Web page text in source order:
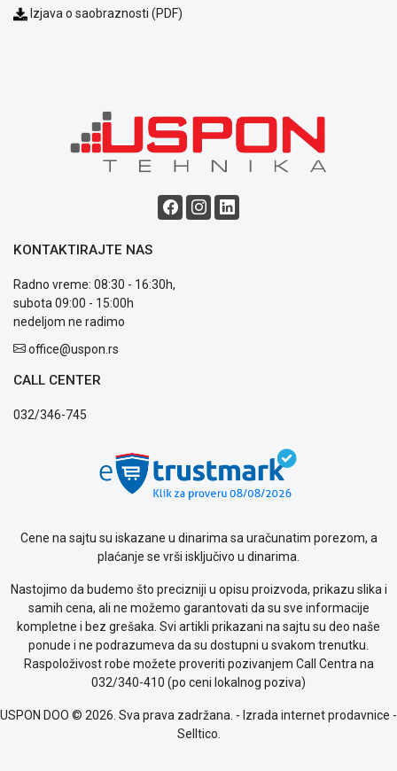
Opšti
kolačićima
garancije
OUTLET
Kontakt
WEB
Izjava o saobraznosti (PDF)
KONTAKTIRAJTE NAS
Radno vreme: 08:30 - 16:30h,
subota 09:00 - 15:00h
nedeljom ne radimo
office@uspon.rs
CALL CENTER
032/346-745
Cene na sajtu su iskazane u dinarima sa uračunatim porezom, a
plaćanje se vrši isključivo u dinarima.
Nastojimo da budemo što precizniji u opisu proizvoda, prikazu slika i
samih cena, ali ne možemo garantovati da su sve informacije
kompletne i bez grešaka. Svi artikli prikazani na sajtu su deo naše
ponude i ne podrazumeva da su dostupni u svakom trenutku.
Raspoloživost robe možete proveriti pozivanjem Call Centra na
032/340-410 (po ceni lokalnog poziva)
USPON DOO © 2026. Sva prava zadržana. - Izrada internet prodavnice -
Selltico.